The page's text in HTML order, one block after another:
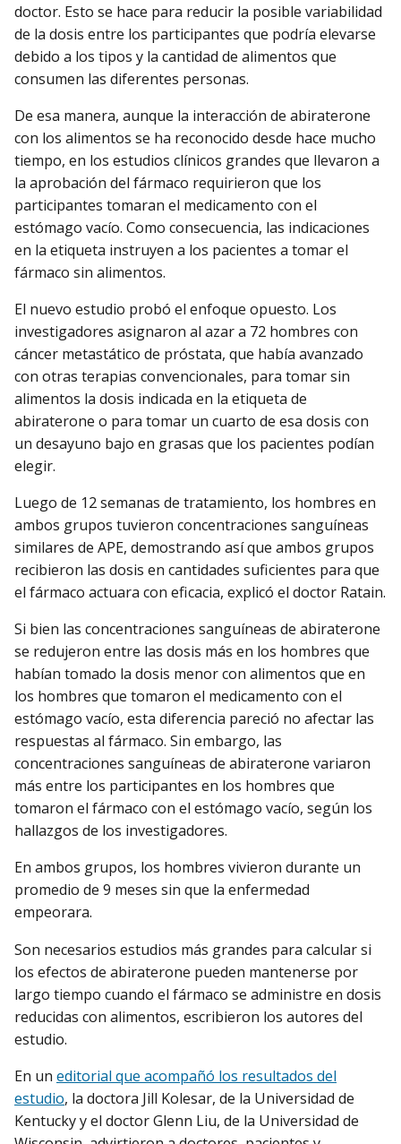
doctor. Esto se hace para reducir la posible variabilidad
de la dosis entre los participantes que podría elevarse
debido a los tipos y la cantidad de alimentos que
consumen las diferentes personas.
De esa manera, aunque la interacción de abiraterone
con los alimentos se ha reconocido desde hace mucho
tiempo, en los estudios clínicos grandes que llevaron a
la aprobación del fármaco requirieron que los
participantes tomaran el medicamento con el
estómago vacío. Como consecuencia, las indicaciones
en la etiqueta instruyen a los pacientes a tomar el
fármaco sin alimentos.
El nuevo estudio probó el enfoque opuesto. Los
investigadores asignaron al azar a 72 hombres con
cáncer metastático de próstata, que había avanzado
con otras terapias convencionales, para tomar sin
alimentos la dosis indicada en la etiqueta de
abiraterone o para tomar un cuarto de esa dosis con
un desayuno bajo en grasas que los pacientes podían
elegir.
Luego de 12 semanas de tratamiento, los hombres en
ambos grupos tuvieron concentraciones sanguíneas
similares de APE, demostrando así que ambos grupos
recibieron las dosis en cantidades suficientes para que
el fármaco actuara con eficacia, explicó el doctor Ratain.
Si bien las concentraciones sanguíneas de abiraterone
se redujeron entre las dosis más en los hombres que
habían tomado la dosis menor con alimentos que en
los hombres que tomaron el medicamento con el
estómago vacío, esta diferencia pareció no afectar las
respuestas al fármaco. Sin embargo, las
concentraciones sanguíneas de abiraterone variaron
más entre los participantes en los hombres que
tomaron el fármaco con el estómago vacío, según los
hallazgos de los investigadores.
En ambos grupos, los hombres vivieron durante un
promedio de 9 meses sin que la enfermedad
empeorara.
Son necesarios estudios más grandes para calcular si
los efectos de abiraterone pueden mantenerse por
largo tiempo cuando el fármaco se administre en dosis
reducidas con alimentos, escribieron los autores del
estudio.
En un editorial que acompañó los resultados del
estudio, la doctora Jill Kolesar, de la Universidad de
Kentucky y el doctor Glenn Liu, de la Universidad de